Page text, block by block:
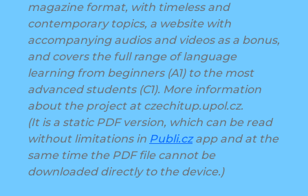
magazine format, with timeless and
contemporary topics, a website with
accompanying audios and videos as a bonus,
and covers the full range of language
learning from beginners (A1) to the most
advanced students (C1). More information
about the project at czechitup.upol.cz.
(It is a static PDF version, which can be read
without limitations in Publi.czapp and at the
same time the PDF file cannot be
downloaded directly to the device.)